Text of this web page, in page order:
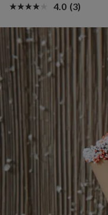
4.0 (3)